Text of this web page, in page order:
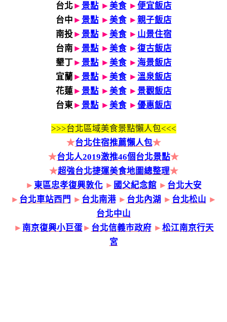
台北 ► 景點 ► 美食► 便宜飯店
台中 ► 景點 ► 美食► 親子飯店
南投► 景點 ► 美食► 山景住宿
台南► 景點 ► 美食► 復古飯店
墾丁► 景點 ► 美食► 海景飯店
宜蘭 ► 景點 ► 美食► 溫泉飯店
花蓮► 景點 ► 美食► 景觀飯店
台東► 景點 ► 美食► 優惠飯店
>>>台北區域美食景點懶人包<<<
★台北住宿推薦懶人包★
★台北人2019激推46個台北景點★
★超強台北捷運美食地圖總整理★
► 東區忠孝復興敦化 ► 國父紀念館 ► 台北大安
► 台北車站西門 ► 台北南港 ► 台北內湖 ► 台北松山 ►
台北中山
► 南京復興小巨蛋► 台北信義市政府► 松江南京行天
宮